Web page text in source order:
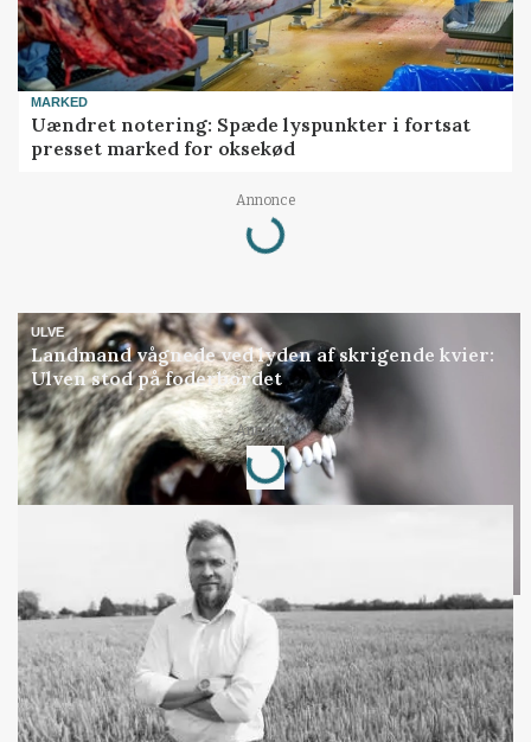
MARKED
Uændret notering: Spæde lyspunkter i fortsat
presset marked for oksekød
Annonce
Loading...
ULVE
Landmand vågnede ved lyden af skrigende kvier:
Ulven stod på foderbordet
Annonce
Loading...